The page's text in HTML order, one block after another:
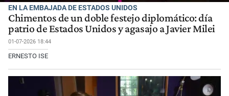
EN LA EMBAJADA DE ESTADOS UNIDOS
Chimentos de un doble festejo diplomático: día
patrio de Estados Unidos y agasajo a Javier Milei
01-07-2026 18:44
ERNESTO ISE